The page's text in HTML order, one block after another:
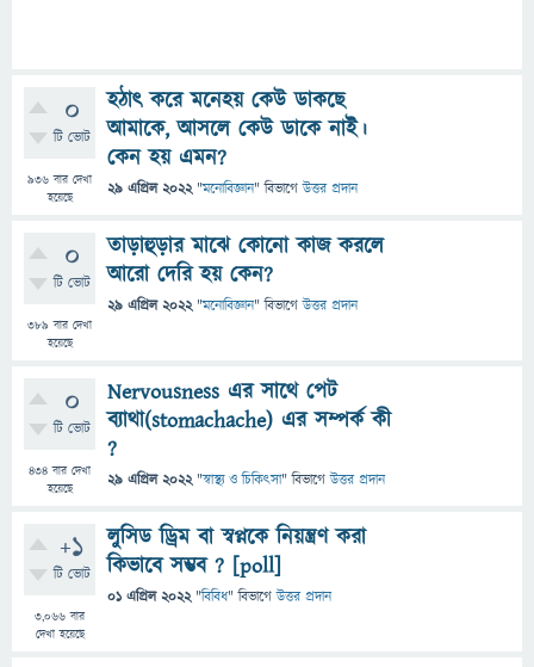
0
টি ভোট
936 বার দেখা
হয়েছে
হঠাৎ করে মনেহয় কেউ ডাকছে
আমাকে, আসলে কেউ ডাকে নাই।
কেন হয় এমন?
29 এপ্রিল 2022 "মনোবিজ্ঞান" বিভাগে উত্তর প্রদান
0
টি ভোট
389 বার দেখা
হয়েছে
তাড়াহুড়ার মাঝে কোনো কাজ করলে
আরো দেরি হয় কেন?
29 এপ্রিল 2022 "মনোবিজ্ঞান" বিভাগে উত্তর প্রদান
0
টি ভোট
434 বার দেখা
হয়েছে
Nervousness এর সাথে পেট
ব্যাথা(stomachache) এর সম্পর্ক কী
?
29 এপ্রিল 2022 "স্বাস্থ্য ও চিকিৎসা" বিভাগে উত্তর প্রদান
+1
টি ভোট
3,066 বার
দেখা হয়েছে
লুসিড ড্রিম বা স্বপ্নকে নিয়ন্ত্রণ করা
কিভাবে সম্ভব ? [poll]
01 এপ্রিল 2022 "বিবিধ" বিভাগে উত্তর প্রদান